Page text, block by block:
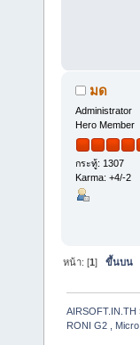
มด
Administrator
Hero Member
กระทู้: 1307
Karma: +4/-2
หน้า: [1]ขึ้นบน
AIRSOFT.IN.TH
RONI G2 ,